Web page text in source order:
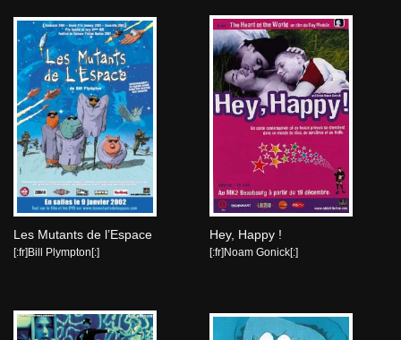
Les Mutants de l’Espace
[:fr]Bill Plympton[:]
Hey, Happy !
[:fr]Noam Gonick[:]